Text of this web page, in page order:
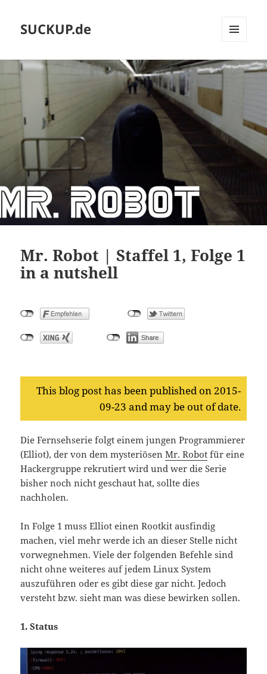
SUCKUP.de
WIDGETS
Mr. Robot | Staffel 1, Folge 1
in a nutshell
This blog post has been published on 2015-
09-23 and may be out of date.
Die Fernsehserie folgt einem jungen Programmierer
(Elliot), der von dem mysteriösenMr. Robot für eine
Hackergruppe rekrutiert wird und wer die Serie
bisher noch nicht geschaut hat, sollte dies
nachholen.
In Folge 1 muss Elliot einen Rootkit ausfindig
machen, viel mehr werde ich an dieser Stelle nicht
vorwegnehmen. Viele der folgenden Befehle sind
nicht ohne weiteres auf jedem Linux System
auszuführen oder es gibt diese gar nicht. Jedoch
versteht bzw. sieht man was diese bewirken sollen.
1. Status